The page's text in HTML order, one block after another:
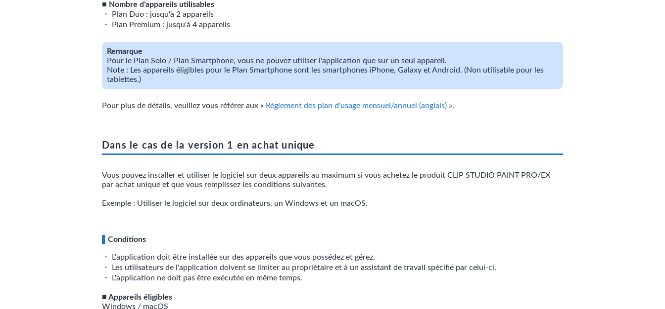
■ Nombre d'appareils utilisables
・ Plan Duo : jusqu'à 2 appareils
・ Plan Premium : jusqu'à 4 appareils
Remarque
Pour le Plan Solo / Plan Smartphone, vous ne pouvez utiliser l'application que sur un seul appareil.
Note : Les appareils éligibles pour le Plan Smartphone sont les smartphones iPhone, Galaxy et Android. (Non utilisable pour les
tablettes.)
Pour plus de détails, veuillez vous référer aux « Règlement des plan d'usage mensuel/annuel (anglais) ».
Dans le cas de la version 1 en achat unique
Vous pouvez installer et utiliser le logiciel sur deux appareils au maximum si vous achetez le produit CLIP STUDIO PAINT PRO/EX
par achat unique et que vous remplissez les conditions suivantes.
Exemple : Utiliser le logiciel sur deux ordinateurs, un Windows et un macOS.
Conditions
・ L'application doit être installée sur des appareils que vous possédez et gérez.
・ Les utilisateurs de l'application doivent se limiter au propriétaire et à un assistant de travail spécifié par celui-ci.
・ L'application ne doit pas être exécutée en même temps.
■ Appareils éligibles
Windows / macOS